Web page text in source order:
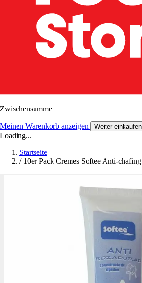
Zwischensumme
Meinen Warenkorb anzeigen Weiter einkaufen
Loading...
Startseite
/ 10er Pack Cremes Softee Anti-chafing